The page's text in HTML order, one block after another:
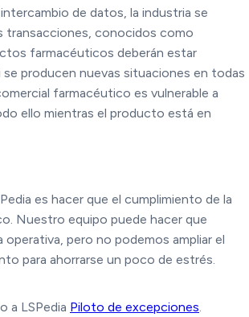
de datos, la industria se
transacciones, conocidos como
farmacéuticos deberán estar
se producen nuevas situaciones en todas
farmacéutico es vulnerable a
ello mientras el producto está en
es hacer que el cumplimiento de la
Nuestro equipo puede hacer que
pero no podemos ampliar el
para ahorrarse un poco de estrés.
a LSPedia Piloto de excepciones